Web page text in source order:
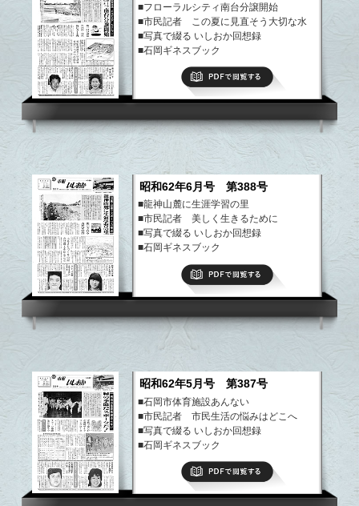
■フローラルシティ南台分譲開始
■市民記者 この夏に見直そう大切な水
■写真で綴る いしおか回想録
■石岡ギネスブック
■まちのできごと
昭和62年6月号 第388号
■龍神山麓に生涯学習の里
■市民記者 美しく生きるために
■写真で綴る いしおか回想録
■石岡ギネスブック
■まちのできごと
昭和62年5月号 第387号
■石岡市体育施設あんない
■市民記者 市民生活の悩みはどこへ
■写真で綴る いしおか回想録
■石岡ギネスブック
■議員定数削減後初の選挙 26新議員決ま
■まちのできごと
PDFで閲覧する